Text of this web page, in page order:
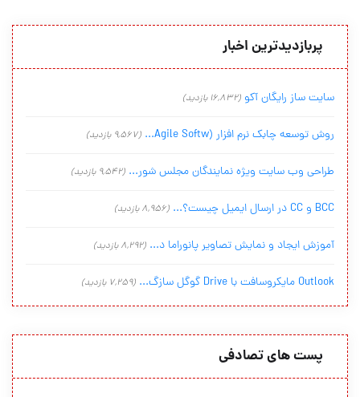
پربازدیدترین اخبار
سایت ساز رایگان آکو (16,832 بازدید)
روش توسعه چابک نرم افزار (Agile Softw... (9,567 بازدید)
طراحی وب سایت ویژه نمایندگان مجلس شور... (9,542 بازدید)
BCC و CC در ارسال ایمیل چیست؟... (8,956 بازدید)
آموزش ایجاد و نمایش تصاویر پانوراما د... (8,292 بازدید)
Outlook مایکروسافت با Drive گوگل سازگ... (7,259 بازدید)
پست های تصادفی